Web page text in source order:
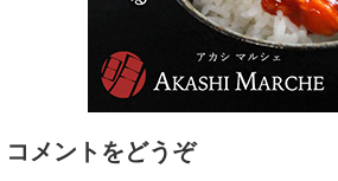
コメントをどうぞ